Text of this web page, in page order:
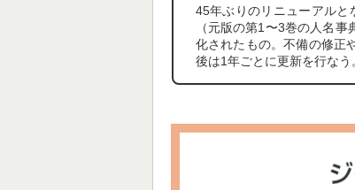
45年ぶりのリニューアルと
（元版の第1〜3巻の人名
化されたもの。不備の修正
後は1年ごとに更新を行なう